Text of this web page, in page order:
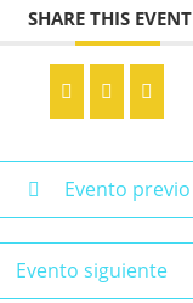
SHARE THIS EVENT
Evento previo
Evento siguiente